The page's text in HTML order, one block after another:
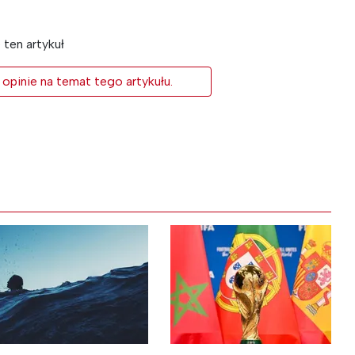
artykuł
na temat tego artykułu.